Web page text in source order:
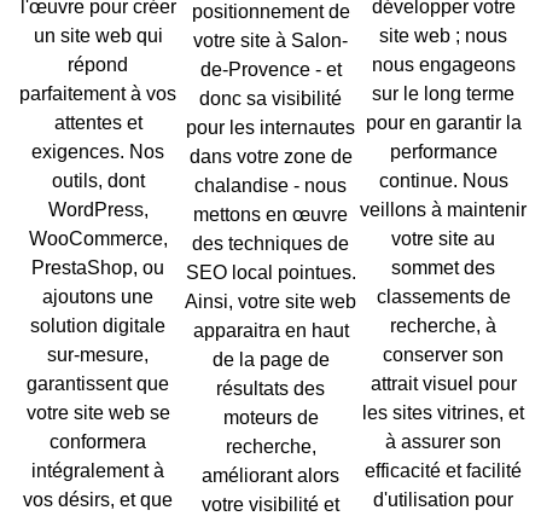
l'œuvre pour créer
un site web qui
répond
parfaitement à vos
attentes et
exigences. Nos
outils, dont
WordPress,
WooCommerce,
PrestaShop, ou
ajoutons une
solution digitale
sur-mesure,
garantissent que
votre site web se
conformera
intégralement à
vos désirs, et que
positionnement de
votre site à Salon-
de-Provence - et
donc sa visibilité
pour les internautes
dans votre zone de
chalandise - nous
mettons en œuvre
des techniques de
SEO local pointues.
Ainsi, votre site web
apparaitra en haut
de la page de
résultats des
moteurs de
recherche,
améliorant alors
votre visibilité et
développer votre
site web ; nous
nous engageons
sur le long terme
pour en garantir la
performance
continue. Nous
veillons à maintenir
votre site au
sommet des
classements de
recherche, à
conserver son
attrait visuel pour
les sites vitrines, et
à assurer son
efficacité et facilité
d'utilisation pour